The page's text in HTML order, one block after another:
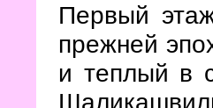
Первый
прежней
и теплый в